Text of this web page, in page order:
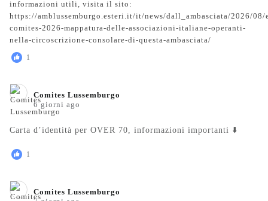
1
Comites Lussemburgo️
6 giorni ago
Carta d’identità per OVER 70, informazioni importanti ⬇️
1
Comites Lussemburgo️